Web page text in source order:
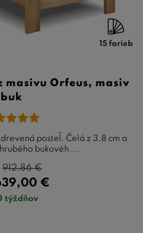
15 farieb
masivu Orfeus, masiv
buk
posteľ. Čelá z 3,8 cm a
bukovéh ...
€
912,86€
týždňov